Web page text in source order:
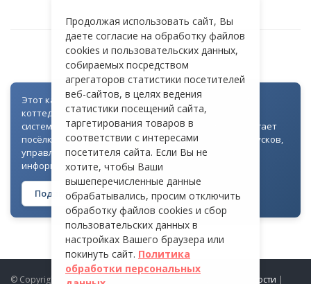
СТ «РУСВАР»
Этот каталог создан как часть цифровой экосистемы
коттеджных посёлков: для всех объектов доступна
система контроля доступа через Telegram. Она помогает
посёлкам автоматизировать выдачу гостевых пропусков,
управлять доступом на территорию и оперативно
информировать жителей
Подробнее о технологии →
© Copyright 2026 ProDomiki.ru | Политика конфиденциальности |
Продолжая использовать сайт, Вы
даете согласие на обработку файлов
cookies и пользовательских данных,
собираемых посредством
агрегаторов статистики посетителей
веб-сайтов, в целях ведения
статистики посещений сайта,
таргетирования товаров в
соответствии с интересами
посетителя сайта. Если Вы не
хотите, чтобы Ваши
вышеперечисленные данные
обрабатывались, просим отключить
обработку файлов cookies и сбор
пользовательских данных в
настройках Вашего браузера или
покинуть сайт. Политика
обработки персональных